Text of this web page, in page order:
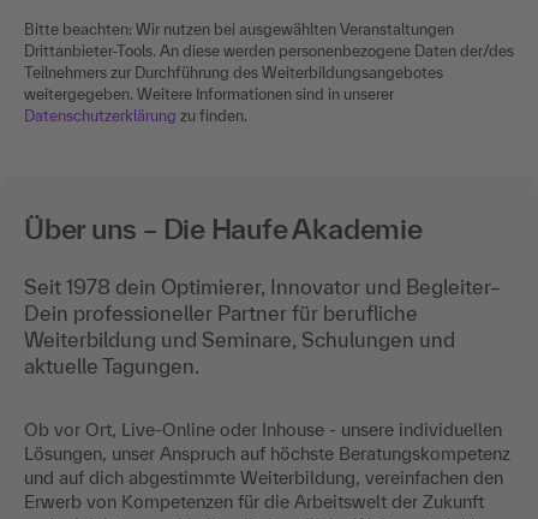
Bitte beachten: Wir nutzen bei ausgewählten Veranstaltungen
Drittanbieter-Tools. An diese werden personenbezogene Daten der/des
Teilnehmers zur Durchführung des Weiterbildungsangebotes
weitergegeben. Weitere Informationen sind in unserer
Datenschutzerklärung zu finden.
Über uns – Die Haufe Akademie
Seit 1978 dein Optimierer, Innovator und Begleiter–
Dein professioneller Partner für berufliche
Weiterbildung und Seminare, Schulungen und
aktuelle Tagungen.
Ob vor Ort, Live-Online oder Inhouse - unsere individuellen
Lösungen, unser Anspruch auf höchste Beratungskompetenz
und auf dich abgestimmte Weiterbildung, vereinfachen den
Erwerb von Kompetenzen für die Arbeitswelt der Zukunft